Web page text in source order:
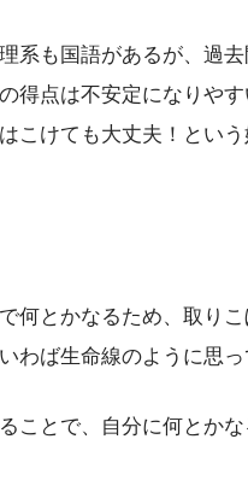
系も国語があるが、過
得点は不安定になりや
こけても大丈夫！という
何とかなるため、取り
わば生命線のように思っ
ことで、自分に何とか